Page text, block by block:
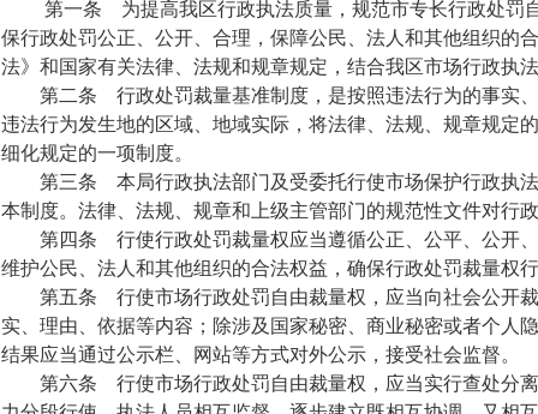
第一条 为提高我区行政执法质量，规范市专长行政处罚
保行政处罚公正、公开、合理，保障公民、法人和其他组织的
法》和国家有关法律、法规和规章规定，结合我区市场行政执
第二条 行政处罚裁量基准制度，是按照违法行为的事实、
违法行为发生地的区域、地域实际，将法律、法规、规章规定
细化规定的一项制度。
第三条 本局行政执法部门及受委托行使市场保护行政执法
本制度。法律、法规、规章和上级主管部门的规范性文件对行
第四条 行使行政处罚裁量权应当遵循公正、公平、公开、
维护公民、法人和其他组织的合法权益，确保行政处罚裁量权
第五条 行使市场行政处罚自由裁量权，应当向社会公开裁
实、理由、依据等内容；除涉及国家秘密、商业秘密或者个人
结果应当通过公示栏、网站等方式对外公示，接受社会监督。
第六条 行使市场行政处罚自由裁量权，应当实行查处分离